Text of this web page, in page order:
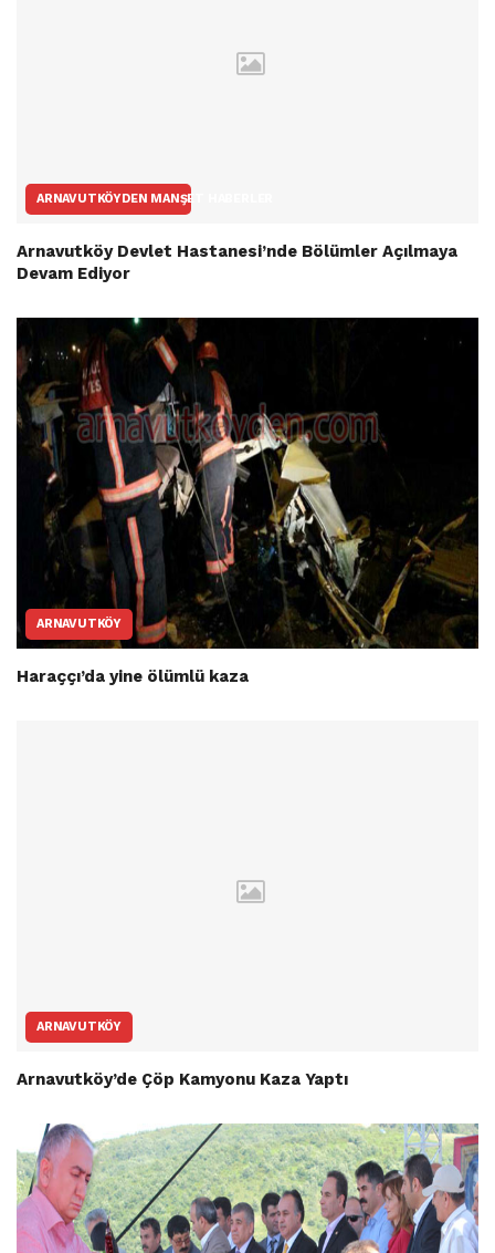
ARNAVUTKÖYDEN MANŞET HABERLER
Arnavutköy Devlet Hastanesi’nde Bölümler Açılmaya
Devam Ediyor
ARNAVUTKÖY
Haraççı’da yine ölümlü kaza
ARNAVUTKÖY
Arnavutköy’de Çöp Kamyonu Kaza Yaptı